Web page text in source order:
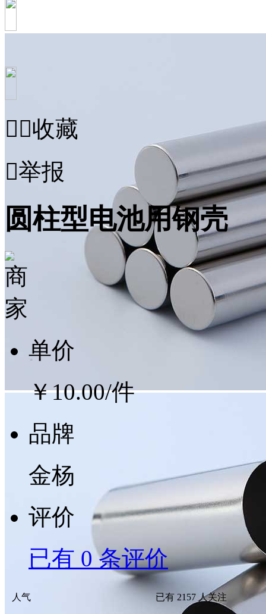
收藏
举报
圆柱型电池用钢壳
单价
￥10.00/件
品牌
金杨
评价
已有 0条评价
人气 已有 2157 人关注